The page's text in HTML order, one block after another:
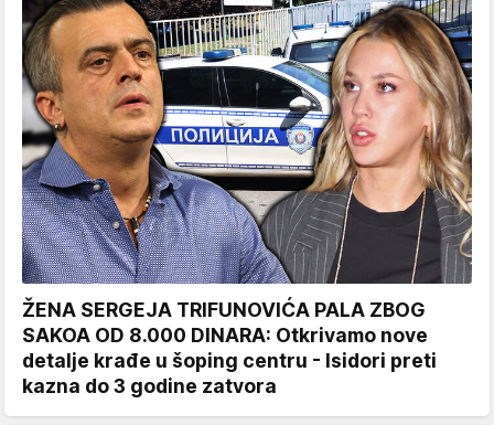
ŽENA SERGEJA TRIFUNOVIĆA PALA ZBOG
SAKOA OD 8.000 DINARA: Otkrivamo nove
detalje krađe u šoping centru - Isidori preti
kazna do 3 godine zatvora